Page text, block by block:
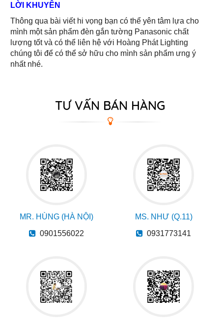
LỜI KHUYÊN
Thông qua bài viết hi vọng bạn có thể yên tâm lựa cho
mình một sản phẩm đèn gắn tường Panasonic chất
lượng tốt và có thể liên hệ với Hoàng Phát Lighting
chúng tôi để có thể sở hữu cho mình sản phẩm ưng ý
nhất nhé.
TƯ VẤN BÁN HÀNG
MR. HÙNG (HÀ NỘI)
0901556022
MS. NHƯ (Q.11)
0931773141